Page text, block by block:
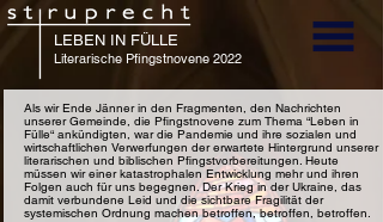
LEBEN IN FÜLLE
Literarische Pfingstnovene 2022
Als wir Ende Jänner in den Fragmenten, den Nachrichten
unserer Gemeinde, die Pfingstnovene zum Thema “Leben in
Fülle“ ankündigten, war die Pandemie und ihre sozialen und
wirtschaftlichen Verwerfungen der erwartete Hintergrund unserer
literarischen und biblischen Pfingstvorbereitungen. Heute
müssen wir einer katastrophalen Entwicklung mehr und ihren
Folgen auch für uns begegnen. Der Krieg in der Ukraine, das
damit verbundene Leid und die sichtbare Fragilität der
systemischen Ordnung machen betroffen, betroffen, betroffen.